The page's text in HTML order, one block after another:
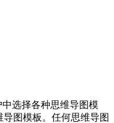
选择各种思维导图模
图模板。任何思维导图